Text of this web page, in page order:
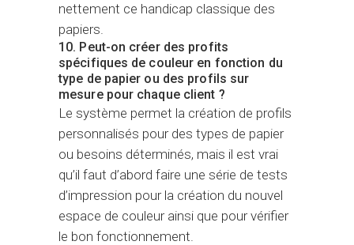
nettement ce handicap classique des
papiers.
10. Peut-on créer des profits
spécifiques de couleur en fonction du
type de papier ou des profils sur
mesure pour chaque client ?
Le système permet la création de profils
personnalisés pour des types de papier
ou besoins déterminés, mais il est vrai
qu’il faut d’abord faire une série de tests
d’impression pour la création du nouvel
espace de couleur ainsi que pour vérifier
le bon fonctionnement.